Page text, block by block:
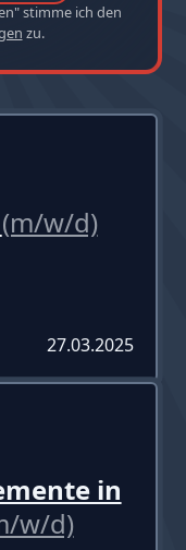
stimme ich den
zu.
(m/w/d)
27.03.2025
in
w/d)